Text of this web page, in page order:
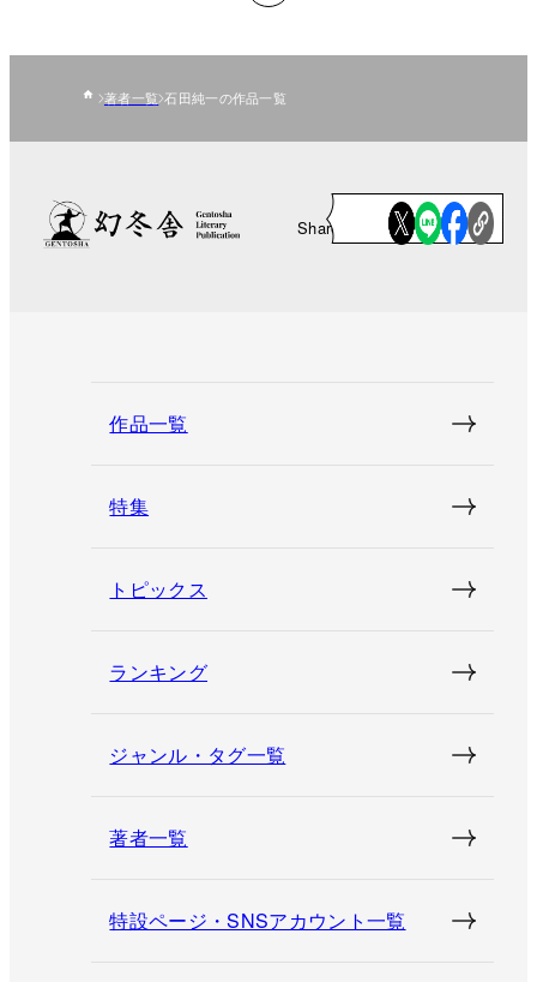
著者一覧 石田純一の作品一覧
Share
作品一覧
特集
トピックス
ランキング
ジャンル・タグ一覧
著者一覧
特設ページ・SNSアカウント一覧